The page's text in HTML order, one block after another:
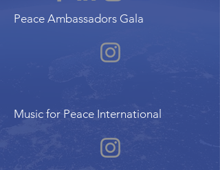
Peace Ambassadors Gala
Music for Peace International